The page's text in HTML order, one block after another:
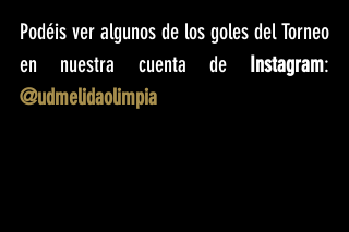
Podéis ver algunos de los goles del Torneo
en nuestra cuenta de
Instagram
@udmelidaolimpia